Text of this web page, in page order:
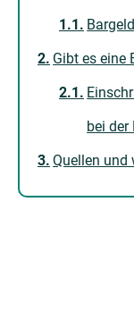
Gibt es eine
bei der
Quellen und